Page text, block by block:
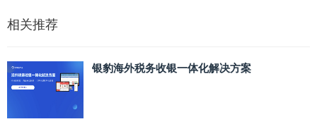
相关推荐
银豹海外税务收银一体化解决方案